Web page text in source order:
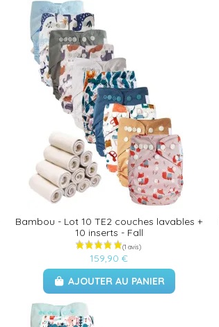
Bambou - Lot 10 TE2 couches lavables +
10 inserts - Fall
159,90 €
AJOUTER AU PANIER